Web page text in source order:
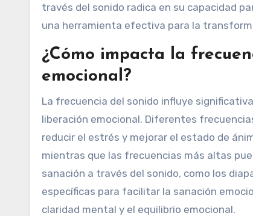
través del sonido radica en su capacidad
una herramienta efectiva para la
¿Cómo impacta la
emocional?
La frecuencia del sonido influye
liberación emocional. Diferentes
reducir el estrés y mejorar el estado de
mientras que las frecuencias más altas
sanación a través del sonido, como los
específicas para facilitar la sanación
claridad mental y el equilibrio emocional.